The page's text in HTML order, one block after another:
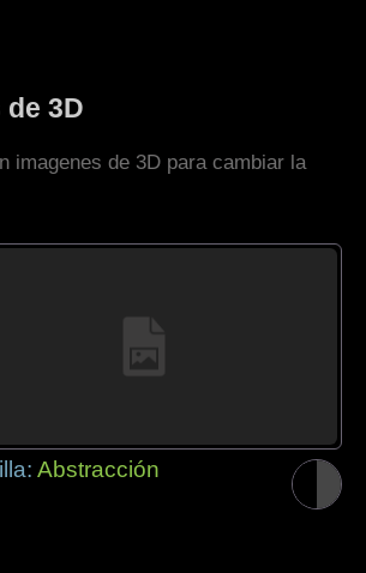
3D
imagenes de 3D para cambiar la
Abstracción